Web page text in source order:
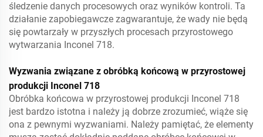
śledzenie danych procesowych oraz wyników kontroli. Ta
działanie zapobiegawcze zagwarantuje, że wady nie będą
się powtarzały w przyszłych procesach przyrostowego
wytwarzania Inconel 718.
Wyzwania związane z obróbką końcową w przyrostowej
produkcji Inconel 718
Obróbka końcowa w przyrostowej produkcji Inconel 718
jest bardzo istotna i należy ją dobrze zrozumieć, wiąże się
ona z pewnymi wyzwaniami. Należy pamiętać, że elementy